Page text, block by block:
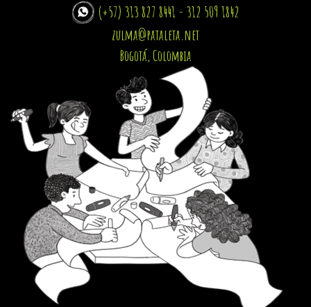
(+57) 313 827 8441 - 312 509 1842
zulma@pataleta.net
Bogotá, Colombia